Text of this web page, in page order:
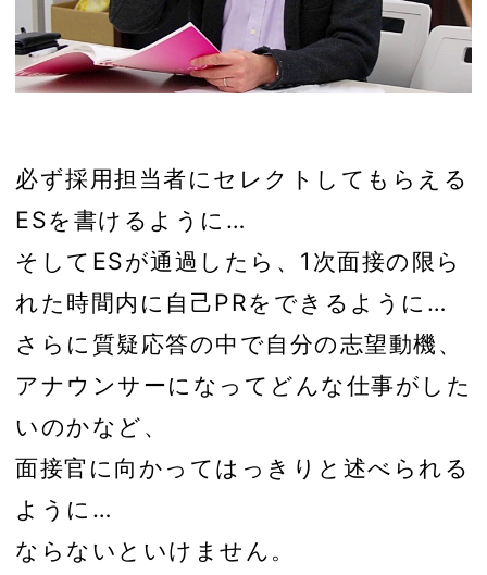
必ず採用担当者にセレクトしてもらえる
ESを書けるように…
そしてESが通過したら、1次面接の限ら
れた時間内に自己PRをできるように…
さらに質疑応答の中で自分の志望動機、
アナウンサーになってどんな仕事がした
いのかなど、
面接官に向かってはっきりと述べられる
ように…
ならないといけません。